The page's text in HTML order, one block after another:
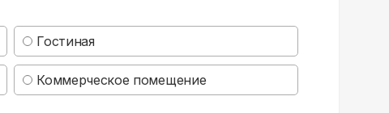
Гостиная
Коммерческое помещение